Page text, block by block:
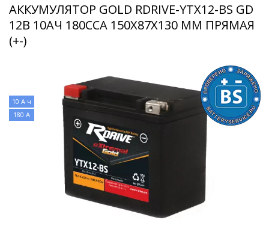
АККУМУЛЯТОР GOLD RDRIVE-YTX12-BS GD
12В 10АЧ 180CCA 150X87X130 ММ ПРЯМАЯ
(+-)
10 А·ч
180 А